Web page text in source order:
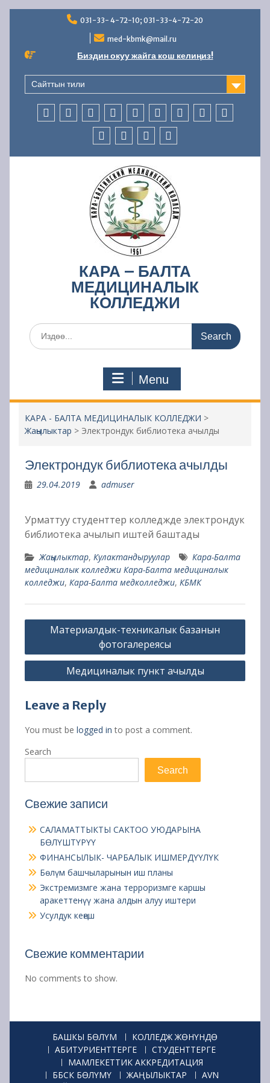
031-33- 4-72-10; 031-33-4-72-20
med-kbmk@mail.ru
Биздин окуу жайга кош келиңиз!
Сайттын тили
КОЛЛЕДЖ
ЖӨНҮНДӨ
АБИТУРИЕНТТЕРГЕ
СТУДЕНТТЕРГЕ
МАМЛЕКЕТТИК
АККРЕДИТАЦИЯ
ББСК
БӨЛҮМҮ
УСУЛДУК
ИШ
БӨЛҮМҮЧАРБАЛЫК
ИШМЕРДҮҮЛҮК
КАРА – БАЛТА
МЕДИЦИНАЛЫК
КОЛЛЕДЖИ
Search
for:
Menu
КАРА - БАЛТА МЕДИЦИНАЛЫК КОЛЛЕДЖИ >
Жаңылыктар > Электрондук библиотека ачылды
Электрондук библиотека ачылды
29.04.2019 admuser
Урматтуу студенттер колледжде электрондук
библиотека ачылып иштей баштады
Жаңылыктар, Кулактандыруулар
Кара-Балта
медициналык колледжи Кара-Балта медициналык
колледжи, Кара-Балта медколледжи, КБМК
Post
navigation
Материалдык-техникалык базанын
фотогалереясы
Медициналык пункт ачылды
Leave a Reply
You must be logged in to post a comment.
Search
Search
Свежие записи
САЛАМАТТЫКТЫ САКТОО УЮДАРЫНА
БӨЛҮШТҮРҮҮ
ФИНАНСЫЛЫК- ЧАРБАЛЫК ИШМЕРДҮҮЛҮК
Бөлүм башчыларынын иш планы
Экстремизмге жана терроризмге каршы
аракеттенүү жана алдын алуу иштери
Усулдук кеңеш
Свежие комментарии
No comments to show.
БАШКЫ БӨЛҮМ
КОЛЛЕДЖ ЖӨНҮНДӨ
АБИТУРИЕНТТЕРГЕ
СТУДЕНТТЕРГЕ
МАМЛЕКЕТТИК АККРЕДИТАЦИЯ
ББСК БӨЛҮМҮ
ЖАҢЫЛЫКТАР
AVN